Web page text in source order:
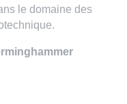
le domaine des